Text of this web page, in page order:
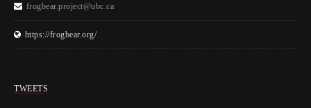
frogbear.project@ubc.ca
https://frogbear.org/
TWEETS